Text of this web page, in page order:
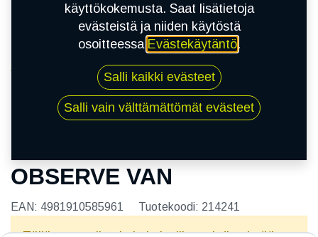
205/60R16C 100/98T TOYO OBSERVE VAN
OBSERVE VAN
EAN: 4981910585961 Tuotekoodi: 214241
käyttökokemusta. Saat lisätietoja
evästeistä ja niiden käytöstä
osoitteessa Evästekäytäntö.
Salli kaikki evästeet
Salli vain välttämättömät evästeet